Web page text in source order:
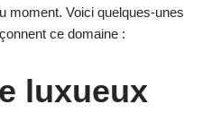
moment. Voici quelques-unes
ce domaine :
luxueux